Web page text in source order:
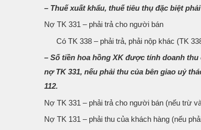
– Thuế xuất khẩu, thuế tiêu thụ đặc biệt
Nợ TK 331 – phải trả cho người bán
Có TK 338 – phải trả, phải nộp khác (TK
– Số tiền hoa hồng XK được tính doanh
nợ TK 331, nếu phải thu của bên giao uỷ
112.
Nợ TK 331 – phải trả cho người bán (nếu trừ
Nợ TK 131 – phải thu của khách hàng (nếu